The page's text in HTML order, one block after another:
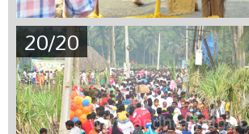
20/20